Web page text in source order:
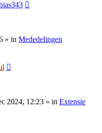
» in Mededelingen
2024, 12:23 » in Extensie